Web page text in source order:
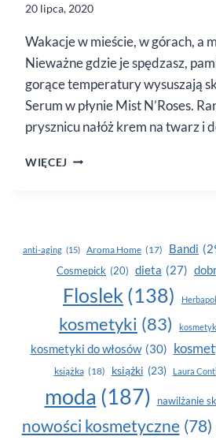
20 lipca, 2020
Wakacje w mieście, w górach, a
Nieważne gdzie je spędzasz,
gorące temperatury wysuszają
Serum w płynie Mist N’Roses.
prysznicu nałóż krem na twarz i
WIĘCEJ SERUM
anti-aging (15) Aroma Home (17) Bandi
Cosmepick (20) dieta (27)
Floslek (138) Herbapol
kosmetyki (83)
kosmetyki do włosów (30)
książka (18) książki (23) Laura Conti
moda (187) nawilżanie
nowości kosmetyczne (78)